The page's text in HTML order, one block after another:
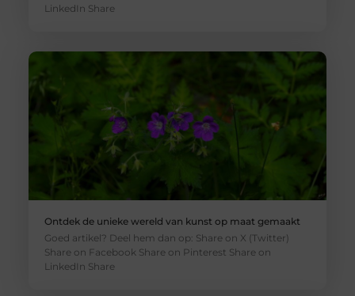
LinkedIn Share
Ontdek de unieke wereld van kunst op maat gemaakt
Goed artikel? Deel hem dan op: Share on X (Twitter)
Share on Facebook Share on Pinterest Share on
LinkedIn Share